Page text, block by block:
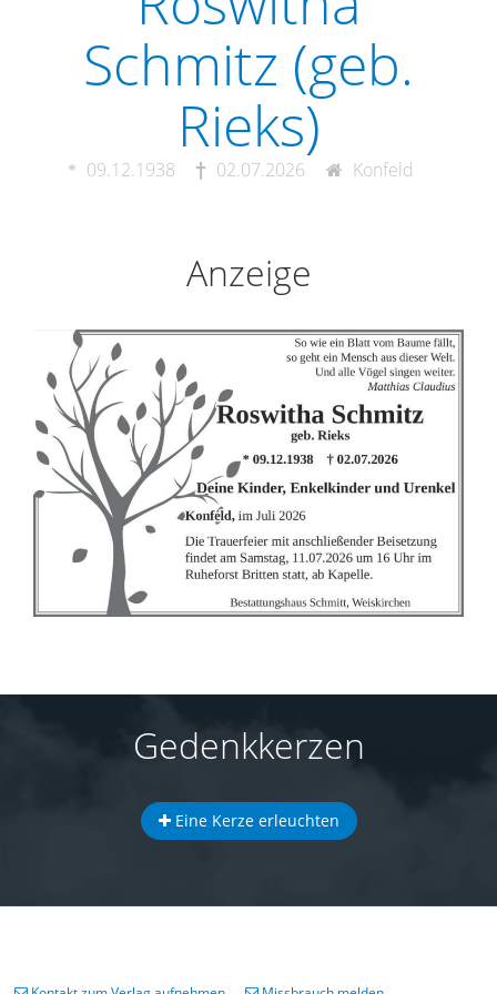
Schmitz (geb.
Rieks)
09.12.1938 02.07.2026 Konfeld
Anzeige
Gedenkkerzen
Eine Kerze erleuchten